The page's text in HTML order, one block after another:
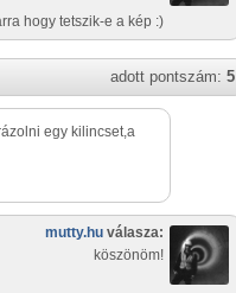
hogy tetszik-e a kép :)
adott pontszám: 5
egy kilincset,a
mutty.hu válasza:
köszönöm!